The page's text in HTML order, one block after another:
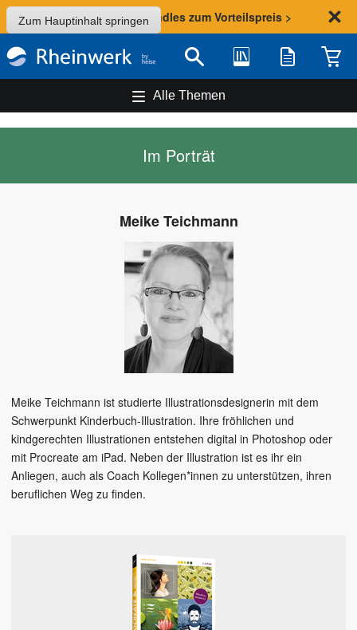
Zum Hauptinhalt springen
Sommer-Aktion: Bundles zum Vorteilspreis >
Suche Bibliothek Merkliste
Alle Themen
Im Porträt
Meike Teichmann
Meike Teichmann ist studierte Illustrationsdesignerin mit dem
Schwerpunkt Kinderbuch-Illustration. Ihre fröhlichen und
kindgerechten Illustrationen entstehen digital in Photoshop oder
mit Procreate am iPad. Neben der Illustration ist es ihr ein
Anliegen, auch als Coach Kollegen*innen zu unterstützen, ihren
beruflichen Weg zu finden.